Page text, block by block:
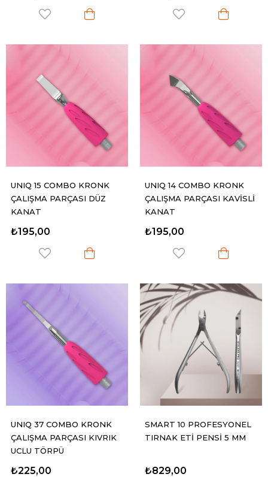
UNIQ 15 COMBO KRONK
ÇALIŞMA PARÇASI DÜZ
KANAT
₺195,00
UNIQ 14 COMBO KRONK
ÇALIŞMA PARÇASI KAVİSLİ
KANAT
₺195,00
UNIQ 37 COMBO KRONK
ÇALIŞMA PARÇASI KIVRIK
UÇLU TÖRPÜ
₺225,00
SMART 10 PROFESYONEL
TIRNAK ETİ PENSİ 5 MM
₺829,00